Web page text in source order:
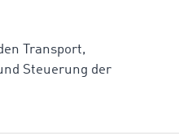
Transport,
Steuerung der